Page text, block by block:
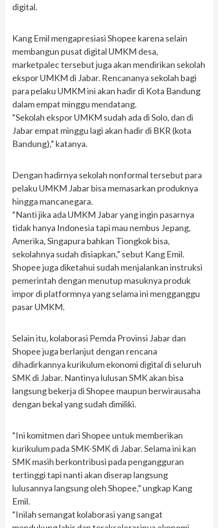
digital.
Kang Emil mengapresiasi Shopee karena selain
membangun pusat digital UMKM desa,
marketpalec tersebut juga akan mendirikan sekolah
ekspor UMKM di Jabar. Rencananya sekolah bagi
para pelaku UMKM ini akan hadir di Kota Bandung
dalam empat minggu mendatang.
“Sekolah ekspor UMKM sudah ada di Solo, dan di
Jabar empat minggu lagi akan hadir di BKR (kota
Bandung),” katanya.
Dengan hadirnya sekolah nonformal tersebut para
pelaku UMKM Jabar bisa memasarkan produknya
hingga mancanegara.
“Nanti jika ada UMKM Jabar yang ingin pasarnya
tidak hanya Indonesia tapi mau nembus Jepang,
Amerika, Singapura bahkan Tiongkok bisa,
sekolahnya sudah disiapkan,” sebut Kang Emil.
Shopee juga diketahui sudah menjalankan instruksi
pemerintah dengan menutup masuknya produk
impor di platformnya yang selama ini mengganggu
pasar UMKM.
Selain itu, kolaborasi Pemda Provinsi Jabar dan
Shopee juga berlanjut dengan rencana
dihadirkannya kurikulum ekonomi digital di seluruh
SMK di Jabar. Nantinya lulusan SMK akan bisa
langsung bekerja di Shopee maupun berwirausaha
dengan bekal yang sudah dimiliki.
“Ini komitmen dari Shopee untuk memberikan
kurikulum pada SMK-SMK di Jabar. Selama ini kan
SMK masih berkontribusi pada pengangguran
tertinggi tapi nanti akan diserap langsung
lulusannya langsung oleh Shopee,” ungkap Kang
Emil.
“Inilah semangat kolaborasi yang sangat